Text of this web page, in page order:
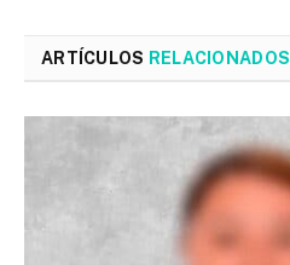
ARTÍCULOS RELACIONADOS